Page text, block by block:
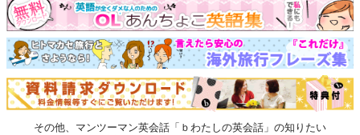
その他、マンツーマン英会話「ｂわたしの英会話」の知りたい